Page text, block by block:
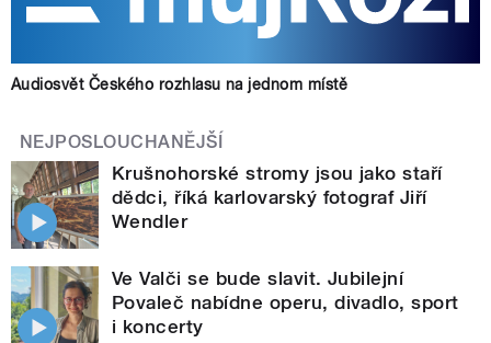
Audiosvět Českého rozhlasu na jednom místě
NEJPOSLOUCHANĚJŠÍ
Krušnohorské stromy jsou jako staří
dědci, říká karlovarský fotograf Jiří
Wendler
Ve Valči se bude slavit. Jubilejní
Povaleč nabídne operu, divadlo, sport
i koncerty